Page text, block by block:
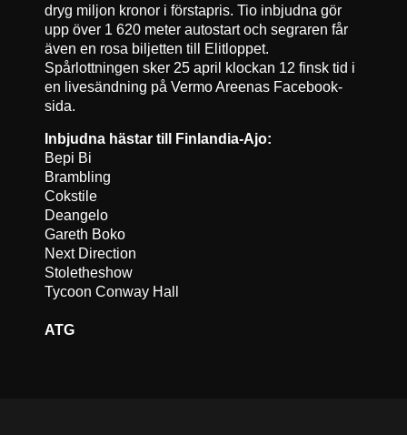
dryg miljon kronor i förstapris. Tio inbjudna gör
upp över 1 620 meter autostart och segraren får
även en rosa biljetten till Elitloppet.
Spårlottningen sker 25 april klockan 12 finsk tid i
en livesändning på Vermo Areenas Facebook-
sida.
Inbjudna hästar till Finlandia-Ajo:
Bepi Bi
Brambling
Cokstile
Deangelo
Gareth Boko
Next Direction
Stoletheshow
Tycoon Conway Hall
ATG